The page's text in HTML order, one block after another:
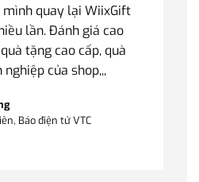
mình quay lại WiixGift
lần. Đánh giá cao
tặng cao cấp, quà
của shop,,,
Báo điện tử VTC